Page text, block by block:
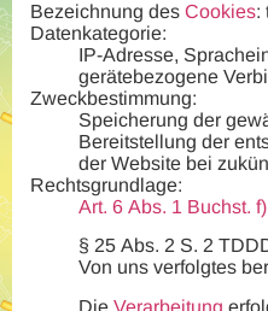
Bezeichnung des Cookies:
Datenkategorie:
IP-Adresse,
gerätebezogene
Zweckbestimmung:
Speicherung der
Bereitstellung der
der Website bei
Rechtsgrundlage:
Art. 6 Abs. 1 Buchst.
§ 25 Abs. 2 S. 2
Von uns verfolgtes
Die Verarbeitung